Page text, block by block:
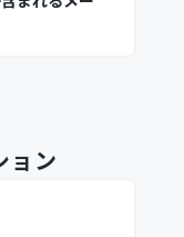
ョン